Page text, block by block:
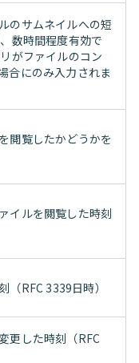
のサムネイルへの短
数時間程度有効で
がファイルのコン
合にのみ入力されま
閲覧したかどうかを
イルを閲覧した時刻
（RFC 3339日時）
更した時刻（RFC